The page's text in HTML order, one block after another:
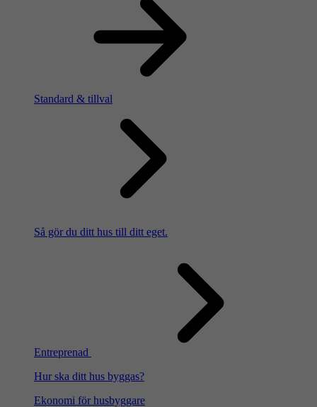
Standard & tillval
Så gör du ditt hus till ditt eget.
Entreprenad
Hur ska ditt hus byggas?
Ekonomi för husbyggare